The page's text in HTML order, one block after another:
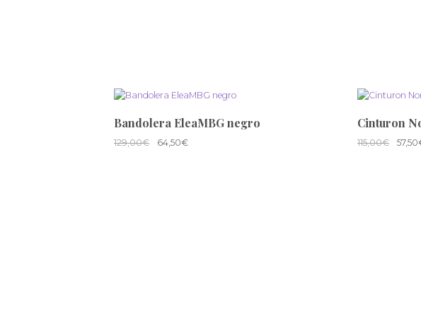
Bandolera EleaMBG negro
129,00€ 64,50€
Cinturon
115,00€ 57,50